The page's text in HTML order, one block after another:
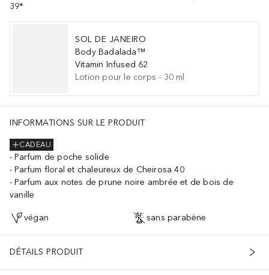
39*
SOL DE JANEIRO
Body Badalada™
Vitamin Infused 62
Lotion pour le corps - 30 ml
INFORMATIONS SUR LE PRODUIT
CADEAU
Parfum de poche solide
Parfum floral et chaleureux de Cheirosa 40
Parfum aux notes de prune noire ambrée et de bois de
vanille
végan sans parabène
DÉTAILS PRODUIT